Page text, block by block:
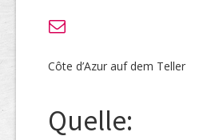
Côte d’Azur auf dem Teller
Quelle: